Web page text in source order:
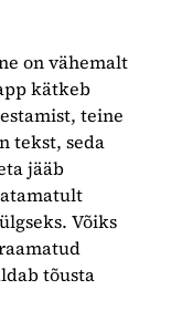
on vähemalt
kätkeb
teine
tekst, seda
jääb
Võiks
tõusta